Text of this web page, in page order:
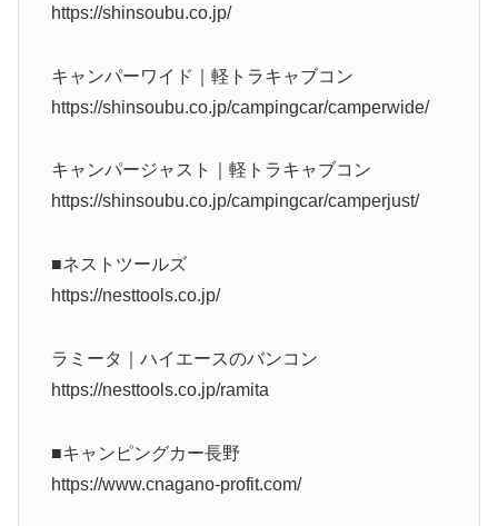
https://shinsoubu.co.jp/
キャンパーワイド｜軽トラキャブコン
https://shinsoubu.co.jp/campingcar/camperwide/
キャンパージャスト｜軽トラキャブコン
https://shinsoubu.co.jp/campingcar/camperjust/
■ネストツールズ
https://nesttools.co.jp/
ラミータ｜ハイエースのバンコン
https://nesttools.co.jp/ramita
■キャンピングカー長野
https://www.cnagano-profit.com/